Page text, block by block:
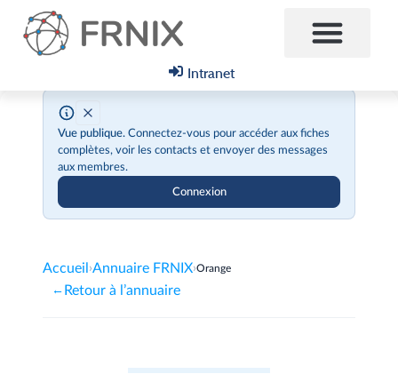
Intranet
Vue publique. Connectez-vous pour accéder aux fiches
complètes, voir les contacts et envoyer des messages
aux membres.
Connexion
Accueil ›Annuaire FRNIX›Orange
← Retour à l’annuaire